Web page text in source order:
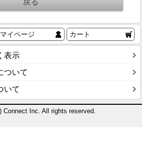
マイページ カート
表示
ついて
いて
Connect Inc. All rights reserved.